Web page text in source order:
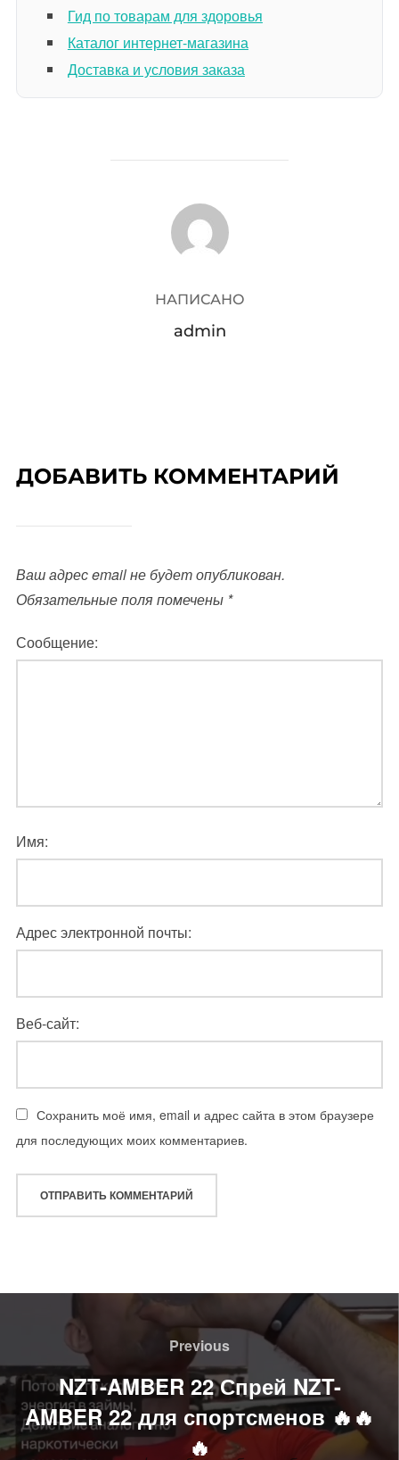
Гид по товарам для здоровья
Каталог интернет-магазина
Доставка и условия заказа
АВТОР ЗАПИСИ
НАПИСАНО
admin
ДОБАВИТЬ КОММЕНТАРИЙ
Ваш адрес email не будет опубликован.
Обязательные поля помечены *
Сообщение:
Имя:
Адрес электронной почты:
Веб-сайт:
Сохранить моё имя, email и адрес сайта в этом браузере
для последующих моих комментариев.
Навигация
записям
Previous
Previous
NZT-AMBER 22 Спрей NZT-
AMBER 22 для спортсменов 🔥🔥
🔥